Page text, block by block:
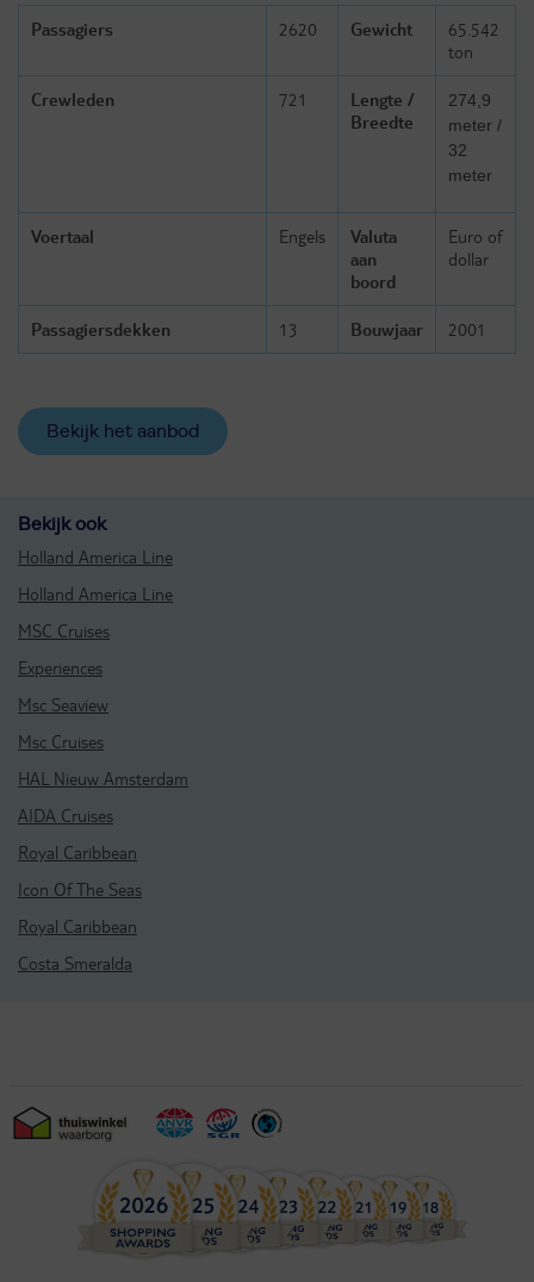
Passagiers 2620 Gewicht
65.542
ton
Crewleden 721
Lengte /
Breedte
274,9
meter /
32
meter
Voertaal Engels
Valuta
aan
boord
Euro of
dollar
Passagiersdekken 13 Bouwjaar 2001
Bekijk het aanbod
Bekijk ook
Holland America Line
Holland America Line
MSC Cruises
Experiences
Msc Seaview
Msc Cruises
HAL Nieuw Amsterdam
AIDA Cruises
Royal Caribbean
Icon Of The Seas
Royal Caribbean
Costa Smeralda